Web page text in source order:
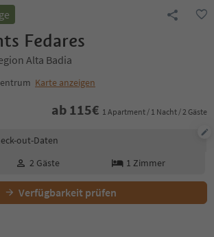
Fedares
Alta Badia
Karte anzeigen
ab 115€ 1 Apartment / 1 Nacht / 2 Gäste
out-Daten
2 Gäste 1 Zimmer
Verfügbarkeit prüfen